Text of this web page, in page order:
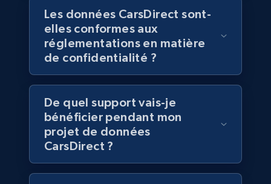
5.4K+ 668+
Employees business enriched dataset
URL, Profile url, Linkedin num id, Avatar, Profile
name, Certifications, Profile location, Profile
connections, and more.
Business Enrichi
Les données CarsDirect sont-
elles conformes aux
réglementations en matière
de confidentialité ?
De quel support vais-je
bénéficier pendant mon
projet de données
CarsDirect ?